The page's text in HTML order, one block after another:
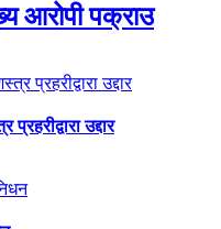
आरोपी पक्राउ
उद्दार